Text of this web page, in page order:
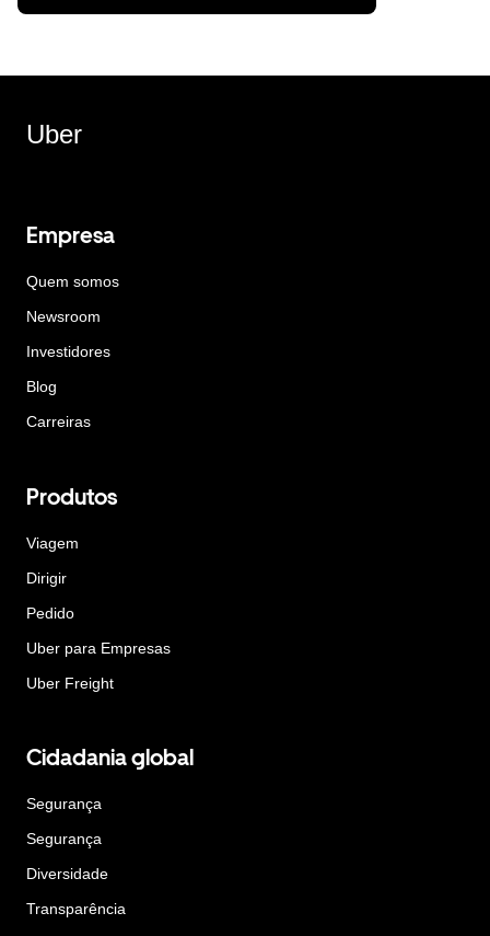
Uber
Empresa
Quem somos
Newsroom
Investidores
Blog
Carreiras
Produtos
Viagem
Dirigir
Pedido
Uber para Empresas
Uber Freight
Cidadania global
Segurança
Segurança
Diversidade
Transparência